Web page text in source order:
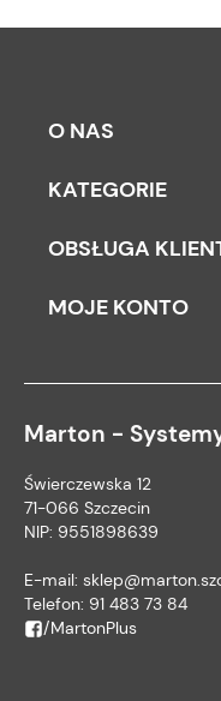
O NAS
KATEGORIE
OBSŁUGA
MOJE KONTO
Marton -
Świerczewska 12
71-066 Szczecin
NIP: 9551898639
E-mail:
Telefon: 91 483 73 84
/MartonPlus